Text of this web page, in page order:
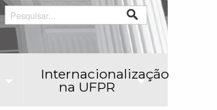
Internacionalização
na UFPR